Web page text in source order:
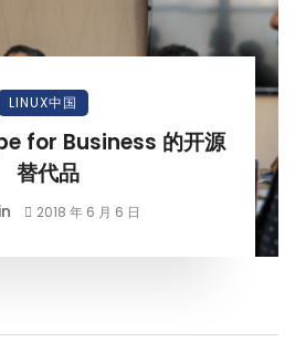
LINUX中国
for Business 的开源
替代品
2018 年 6 月 6 日